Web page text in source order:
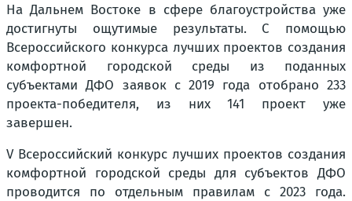
На Дальнем Востоке в сфере благоустройства уже
достигнуты ощутимые результаты. С помощью
Всероссийского конкурса лучших проектов создания
комфортной городской среды из поданных
субъектами ДФО заявок с 2019 года отобрано 233
проекта-победителя, из них 141 проект уже
завершен.
V Всероссийский конкурс лучших проектов создания
комфортной городской среды для субъектов ДФО
проводится по отдельным правилам с 2023 года.